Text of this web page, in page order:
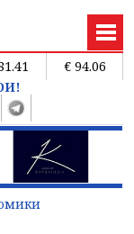
€ 94.06